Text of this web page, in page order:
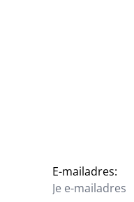
E-mailadres: